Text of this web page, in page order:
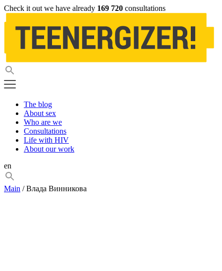
Check it out we have already 169 720 consultations
The blog
About sex
Who are we
Consultations
Life with HIV
About our work
en
Main / Влада Винникова